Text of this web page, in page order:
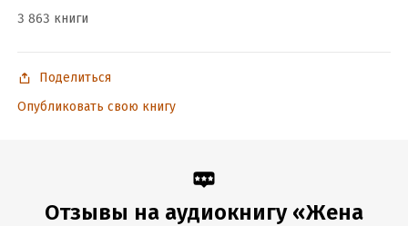
Подробная информация
Дата поступления:
3 863 книги
Поделиться
Опубликовать свою книгу
Отзывы на аудиокнигу «Жена